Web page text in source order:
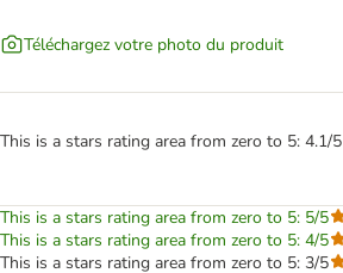
Téléchargez votre photo du produit
This is a stars rating area from zero to 5: 4.1/5
This is a stars rating area from zero to 5: 5/5
This is a stars rating area from zero to 5: 4/5
This is a stars rating area from zero to 5: 3/5